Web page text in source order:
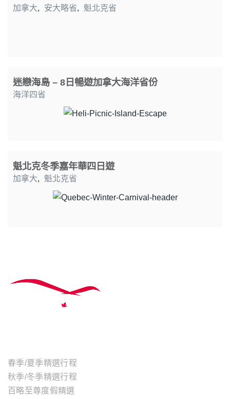
加拿大, 安大略省, 魁北克省
迷戀海島 – 8日暢遊加拿大海洋省份
海洋四省
魁北克冬季嘉年華四日遊
加拿大, 魁北克省
春季/夏季精選行程
秋季/冬季精選行程
百略至尊度假精選